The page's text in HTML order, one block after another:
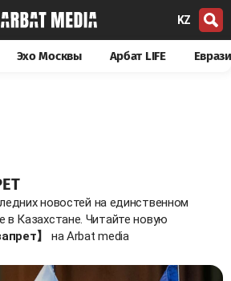
KZ
Эхо Москвы Арбат LIFE
новостей на единственном
в Казахстане. Читайте новую
】 на Arbat media